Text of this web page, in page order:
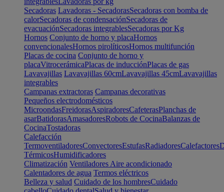
Secadoras Lavadoras - SecadorasSecadoras con bomba de
calorSecadoras de condensaciónSecadoras de
evacuaciónSecadoras integrablesSecadoras por Kg
Hornos Conjunto de horno y placaHornos
convencionalesHornos pirolíticosHornos multifunción
Placas de cocina Conjunto de horno y
placaVitrocerámicaPlacas de inducciónPlacas de gas
Lavavajillas Lavavajillas 60cmLavavajillas 45cmLavavajillas
integrables
Campanas extractoras Campanas decorativas
Pequeños electrodomésticos
MicroondasFreidorasAspiradoresCafeterasPlanchas de
asarBatidorasAmasadoresRobots de CocinaBalanzas de
CocinaTostadoras
Calefacción
TermoventiladoresConvectoresEstufasRadiadoresCalefactores
TérmicosHumidificadores
Climatización Ventiladores Aire acondicionado
Calentadores de agua Termos eléctricos
Belleza y salud Cuidado de los hombresCuidado